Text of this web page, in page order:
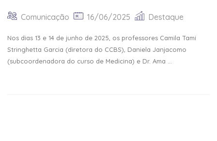
Comunicação 16/06/2025 Destaque
Nos dias 13 e 14 de junho de 2025, os professores Camila Tami
Stringhetta Garcia (diretora do CCBS), Daniela Janjacomo
(subcoordenadora do curso de Medicina) e Dr. Ama ...